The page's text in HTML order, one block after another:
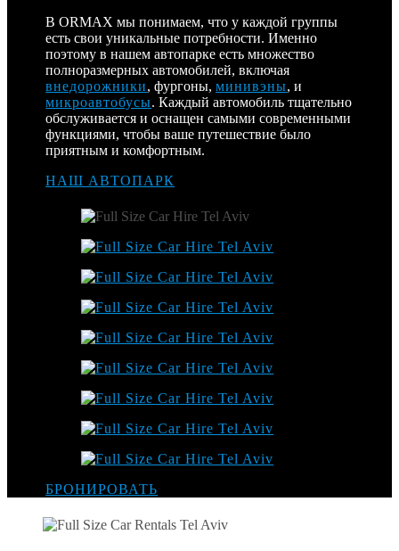
В ORMAX мы понимаем, что у каждой группы
есть свои уникальные потребности. Именно
поэтому в нашем автопарке есть множество
полноразмерных автомобилей, включая
внедорожники, фургоны,минивэны, и
микроавтобусы. Каждый автомобиль тщательно
обслуживается и оснащен самыми современными
функциями, чтобы ваше путешествие было
приятным и комфортным.
НАШ АВТОПАРК
БРОНИРОВАТЬ